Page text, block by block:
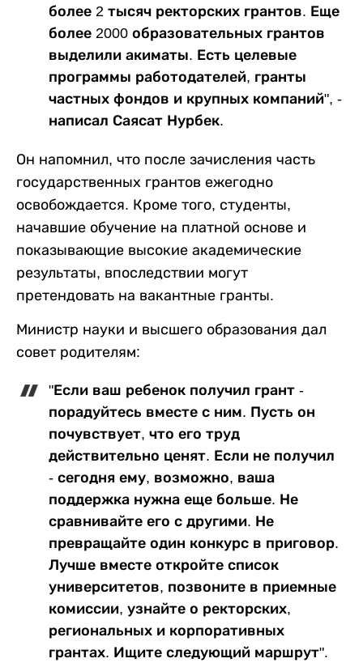
более 2 тысяч ректорских грантов. Еще
более 2000 образовательных грантов
выделили акиматы. Есть целевые
программы работодателей, гранты
частных фондов и крупных компаний", -
написал Саясат Нурбек.
Он напомнил, что после зачисления часть
государственных грантов ежегодно
освобождается. Кроме того, студенты,
начавшие обучение на платной основе и
показывающие высокие академические
результаты, впоследствии могут
претендовать на вакантные гранты.
Министр науки и высшего образования дал
совет родителям:
"Если ваш ребенок получил грант -
порадуйтесь вместе с ним. Пусть он
почувствует, что его труд
действительно ценят. Если не получил
- сегодня ему, возможно, ваша
поддержка нужна еще больше. Не
сравнивайте его с другими. Не
превращайте один конкурс в приговор.
Лучше вместе откройте список
университетов, позвоните в приемные
комиссии, узнайте о ректорских,
региональных и корпоративных
грантах. Ищите следующий маршрут".